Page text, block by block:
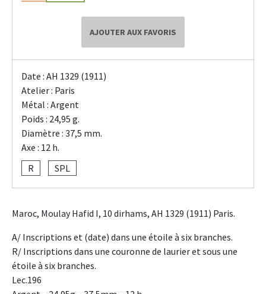
AJOUTER AUX FAVORIS
Date : AH 1329 (1911)
Atelier : Paris
Métal : Argent
Poids : 24,95 g.
Diamètre : 37,5 mm.
Axe : 12 h.
R
SPL
Maroc, Moulay Hafid I, 10 dirhams, AH 1329 (1911) Paris.
A/ Inscriptions et (date) dans une étoile à six branches.
R/ Inscriptions dans une couronne de laurier et sous une
étoile à six branches.
Lec.196